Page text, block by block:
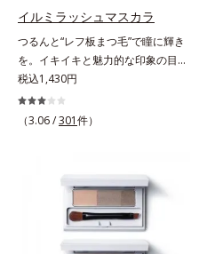
のスクリューブラシで毛流れを整え
た後、中央から眉山に向かって眉毛
の隙間を埋めるように描きます。②
眉山から眉尻へ描き、眉頭を整えま
す。③最後に、スクリューブラシで
全体を軽くぼかします。■ヒゲやも
みあげに使用する場合①付属のスク
書き足すように足りない部分や整え
たい部分を描きます。②最後に毛流
れに沿ってスクリューブラシで軽く
ぼかします。
イルミラッシュマスカラ
つるんと“レフ板まつ毛”で瞳に輝き
を。イキイキと魅力的な印象の目元
へ。“レフ板まつ毛”で瞳に光を映り
込ませ、印象的な目元に魅せるマス
カラです。特殊な板状の粉体がまつ
す。さらに、ロングとボリューム、
服や気分に合わせて1本で2つの仕上
がりが楽しめる2wayブラシを採用
しました。ひと塗りでまつ毛を根元
税込1,430円
（3.06 /301件）